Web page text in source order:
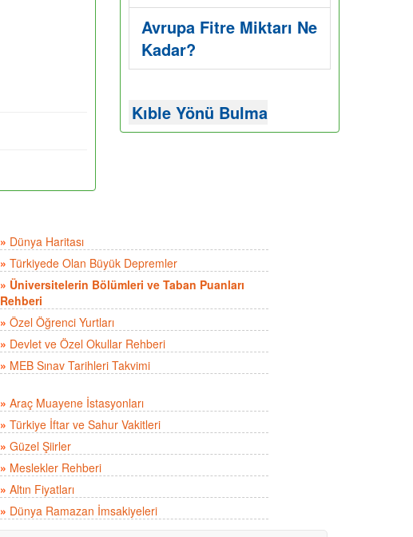
Avrupa Fitre Miktarı Ne
Kadar?
Kıble Yönü Bulma
» Dünya Haritası
» Türkiyede Olan Büyük Depremler
» Üniversitelerin Bölümleri ve Taban Puanları
Rehberi
» Özel Öğrenci Yurtları
» Devlet ve Özel Okullar Rehberi
» MEB Sınav Tarihleri Takvimi
» Araç Muayene İstasyonları
» Türkiye İftar ve Sahur Vakitleri
» Güzel Şiirler
» Meslekler Rehberi
» Altın Fiyatları
» Dünya Ramazan İmsakiyeleri